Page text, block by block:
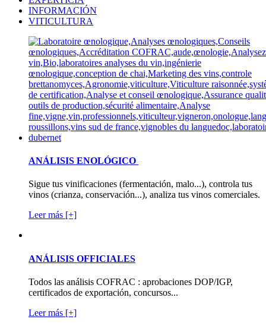
INFORMACIÓN
VITICULTURA
ANÁLISIS ENOLÓGICO
Sigue tus vinificaciones (fermentación, malo...), controla tus
vinos (crianza, conservación...), analiza tus vinos comerciales.
Leer más [+]
ANÁLISIS OFFICIALES
Todos las análisis COFRAC : aprobaciones DOP/IGP,
certificados de exportación, concursos...
Leer más [+]